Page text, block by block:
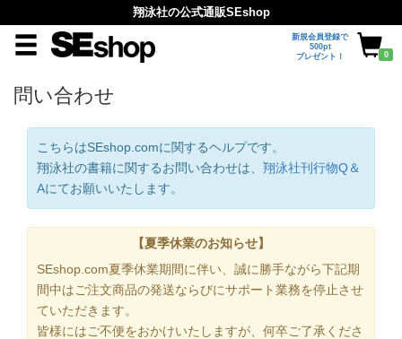
翔泳社の公式通販SEshop
新規会員登録で
500pt
プレゼント！
0
問い合わせ
こちらはSEshop.comに関するヘルプです。
翔泳社の書籍に関するお問い合わせは、 翔泳社刊行物Q＆
Aにてお願いいたします。
【夏季休業のお知らせ】
SEshop.com夏季休業期間に伴い、誠に勝手ながら下記期
間中はご注文商品の発送ならびにサポート業務を停止させ
ていただきます。
皆様にはご不便をおかけいたしますが、何卒ご了承くださ